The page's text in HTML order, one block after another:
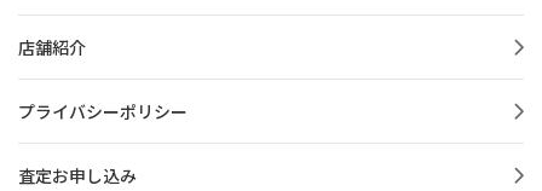
店舗紹介
プライバシーポリシー
査定お申し込み